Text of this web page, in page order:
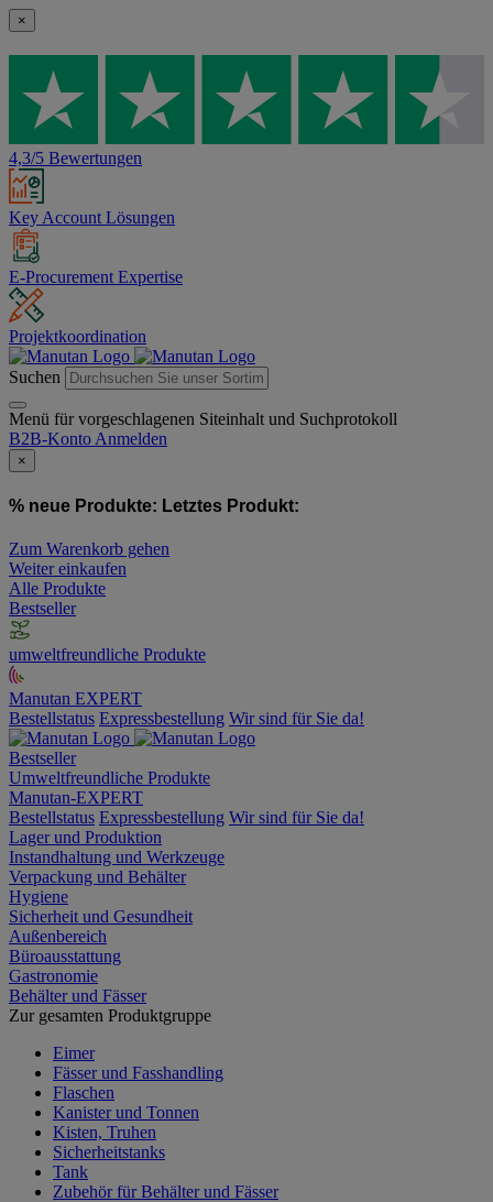
×
4,3/5 Bewertungen
Key Account Lösungen
E-Procurement Expertise
Projektkoordination
Suchen
Menü für vorgeschlagenen Siteinhalt und Suchprotokoll
B2B-Konto Anmelden
×
% neue Produkte: Letztes Produkt:
Zum Warenkorb gehen
Weiter einkaufen
Alle Produkte
Bestseller
umweltfreundliche Produkte
Manutan EXPERT
Bestellstatus Expressbestellung Wir sind für Sie da!
Bestseller
Umweltfreundliche Produkte
Manutan-EXPERT
Bestellstatus Expressbestellung Wir sind für Sie da!
Lager und Produktion
Instandhaltung und Werkzeuge
Verpackung und Behälter
Hygiene
Sicherheit und Gesundheit
Außenbereich
Büroausstattung
Gastronomie
Behälter und Fässer
Zur gesamten Produktgruppe
Eimer
Fässer und Fasshandling
Flaschen
Kanister und Tonnen
Kisten, Truhen
Sicherheitstanks
Tank
Zubehör für Behälter und Fässer